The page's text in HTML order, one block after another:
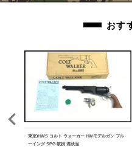
おす
東京)HWS コルト ウォーカー HWモデルガン ブル
ーイング SPG 破損 現状品